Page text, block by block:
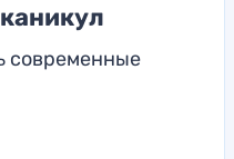
современные